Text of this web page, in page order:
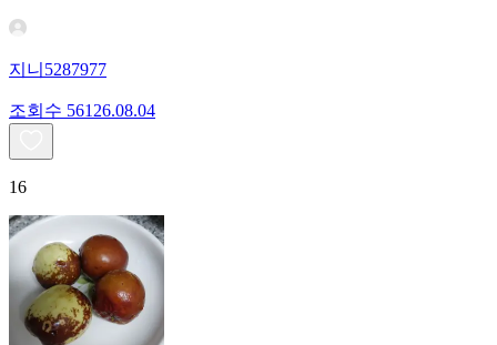
지니5287977
조회수 561 26.08.04
16